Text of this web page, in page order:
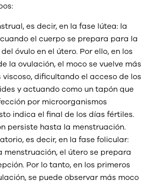
es decir, en la fase lútea: la
el cuerpo se prepara para la
óvulo en el útero. Por ello, en los
la ovulación, el moco se vuelve más
viscoso, dificultando el acceso de los
y actuando como un tapón que
por microorganismos
indica el final de los días fértiles.
persiste hasta la menstruación.
es decir, en la fase folicular:
menstruación, el útero se prepara
Por lo tanto, en los primeros
se puede observar más moco